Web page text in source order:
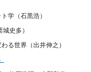
学（石黒浩）
史多）
る世界（出井伸之）